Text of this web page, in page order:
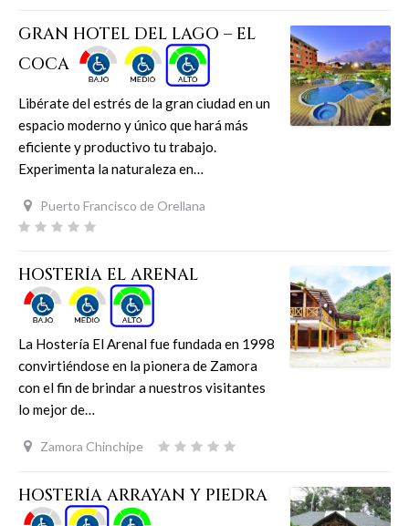
GRAN HOTEL DEL LAGO – EL
COCA
Libérate del estrés de la gran ciudad en un
espacio moderno y único que hará más
eficiente y productivo tu trabajo.
Experimenta la naturaleza en…
Puerto Francisco de Orellana
HOSTERÍA EL ARENAL
La Hostería El Arenal fue fundada en 1998
convirtiéndose en la pionera de Zamora
con el fin de brindar a nuestros visitantes
lo mejor de…
Zamora Chinchipe
HOSTERÍA ARRAYAN Y PIEDRA